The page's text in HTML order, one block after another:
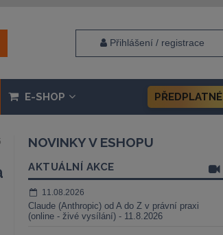
Přihlášení / registrace
E-SHOP PŘEDPLATNÉ
NOVINKY V ESHOPU
AKTUÁLNÍ AKCE
11.08.2026
Claude (Anthropic) od A do Z v právní praxi
(online - živé vysílání) - 11.8.2026